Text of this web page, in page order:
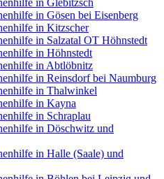
in Gösen bei Eisenberg
in Kitzscher
in Salzatal OT Höhnstedt
in Höhnstedt
in Abtlöbnitz
in Reinsdorf bei Naumburg
in Thalwinkel
in Kayna
in Schraplau
in Döschwitz und
in Halle (Saale) und